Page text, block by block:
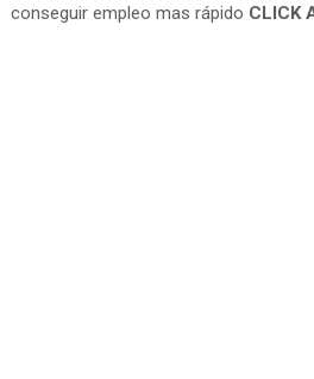
conseguir empleo mas rápido CLICK